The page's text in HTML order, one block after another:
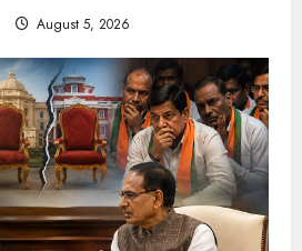
August 5, 2026